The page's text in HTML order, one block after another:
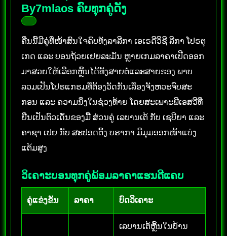
By7mlaos ຄົບທຸກຄູ່ດັງ
ຄືນນີ້ມີຄູ່ທີ່ໜ້າສົນໃຈຄົບທັງລາລີກາ ເອເຣດີວິຊີ ລີກາ ໂປຣຕຸ
ເກດ ແລະ ບອນຖ້ວຍເຢຍລະມັນ ຫຼາຍເກມລາຄາເປີດອອກ
ມາສວຍໃຫ້ເລືອກຫຼິ້ນໄດ້ທັງສາຍຕໍ່ແລະສາຍຮອງ ພາບ
ລວມເປັນໂປຣແກຣມທີ່ຕ້ອງວັດກັນເລື່ອງຈັງຫວະຈົບສະ
ກອນ ແລະ ຄວາມນິ່ງໃນຊ່ວງທ້າຍ ໂດຍສະເພາະພີເອສວີທີ່
ຢືນເປັນຕົວເດັ່ນຂອງມື້ ສ່ວນຄູ່ ເລບານເຕ້ ກັບ ເຊບີຍາ ແລະ
ຄາຊາ ເປຍ ກັບ ສະປອດຕິ້ງ ບຣາກາ ມີມຸມອອກໜ້າແບ່ງ
ແຕ້ມສູງ
ວິເຄາະບອນທຸກຄູ່ພ້ອມລາຄາແຮນດີແຄບ
ຄູ່ແຂ່ງຂັນ ລາຄາ ບົດວິເຄາະ
ເລບານເຕ້ຫຼິ້ນໃນບ້ານ